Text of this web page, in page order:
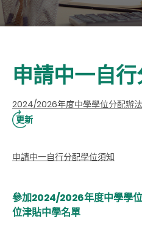
申請中一自
2024/2026年度中學學位分配辦
更新
申請中一自行分配學位須知
參加2024/2026年度中學學
位津貼中學名單